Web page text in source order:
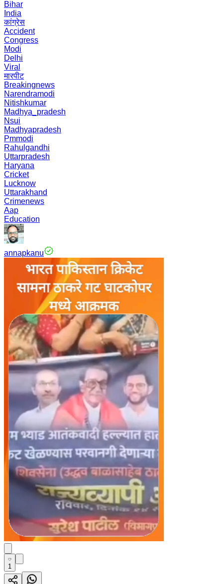
Bihar
India
कांग्रेस
Accident
Congress
Modi
Delhi
Viral
मारपीट
Breakingnews
Narendramodi
Nitishkumar
Madhya_pradesh
Nsui
Madhyapradesh
Pmmodi
Rahulgandhi
Uttarpradesh
Haryana
Cricket
Lucknow
Uttarakhand
Crimenews
Aap
Education
annapkanu
1